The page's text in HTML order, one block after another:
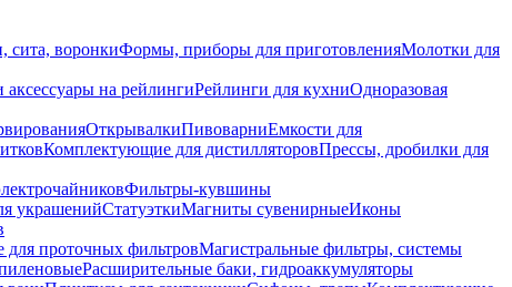
сита, воронкиФормы, приборы для приготовленияМолотки для
на рейлингиРейлинги для кухниОдноразовая
ОткрывалкиПивоварниЕмкости для
Комплектующие для дистилляторовПрессы, дробилки для
Фильтры-кувшины
украшенийСтатуэткиМагниты сувенирныеИконы
проточных фильтровМагистральные фильтры, системы
Расширительные баки, гидроаккумуляторы